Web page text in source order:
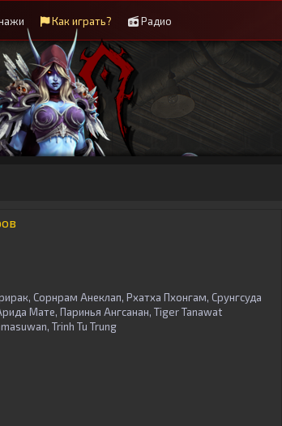
Как играть? Радио
Сорнрам Анеклап, Рхатха Пхонгам, Срунгсуда
Мате, Паринья Ангсанан, Tiger Tanawat
Trinh Tu Trung